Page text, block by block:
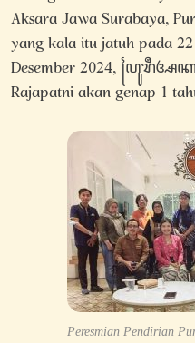
Aksara Jawa Surabaya,
yang kala itu jatuh pada
Desember 2024,
Rajapatni akan genap 1
Peresmian Pendirian